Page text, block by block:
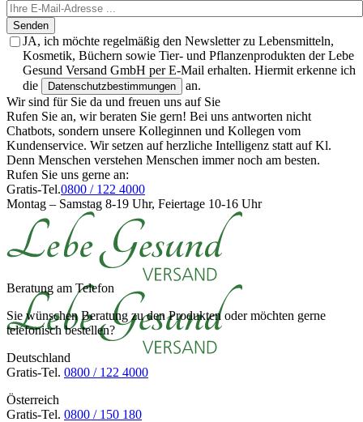
Senden
JA, ich möchte regelmäßig den Newsletter zu Lebensmitteln,
Kosmetik, Büchern sowie Tier- und Pflanzenprodukten der Lebe
Gesund Versand GmbH per E-Mail erhalten. Hiermit erkenne ich
die
Datenschutzbestimmungen
an.
Wir sind für Sie da und freuen uns auf Sie
Rufen Sie an, wir beraten Sie gern! Bei uns antworten nicht
Chatbots, sondern unsere Kolleginnen und Kollegen vom
Kundenservice. Wir setzen auf herzliche Intelligenz statt auf Kl.
Denn Menschen verstehen Menschen immer noch am besten.
Rufen Sie uns gerne an:
Gratis-Tel.0800 / 122 4000
Montag – Samstag 8-19 Uhr, Feiertage 10-16 Uhr
Beratung am Telefon
Sie wünschen Beratung zu den Produkten oder möchten gerne
telefonisch bestellen?
Deutschland
Gratis-Tel. 0800 / 122 4000
Österreich
Gratis-Tel. 0800 / 150 180